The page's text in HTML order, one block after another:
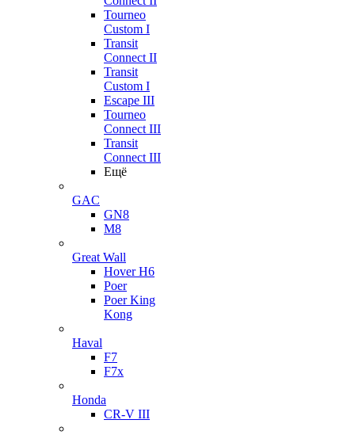
Tourneo
Custom I
Transit
Connect II
Transit
Custom I
Escape III
Tourneo
Connect III
Transit
Connect III
Ещё
GAC
GN8
M8
Great Wall
Hover H6
Poer
Poer King
Kong
Haval
F7
F7x
Honda
CR-V III